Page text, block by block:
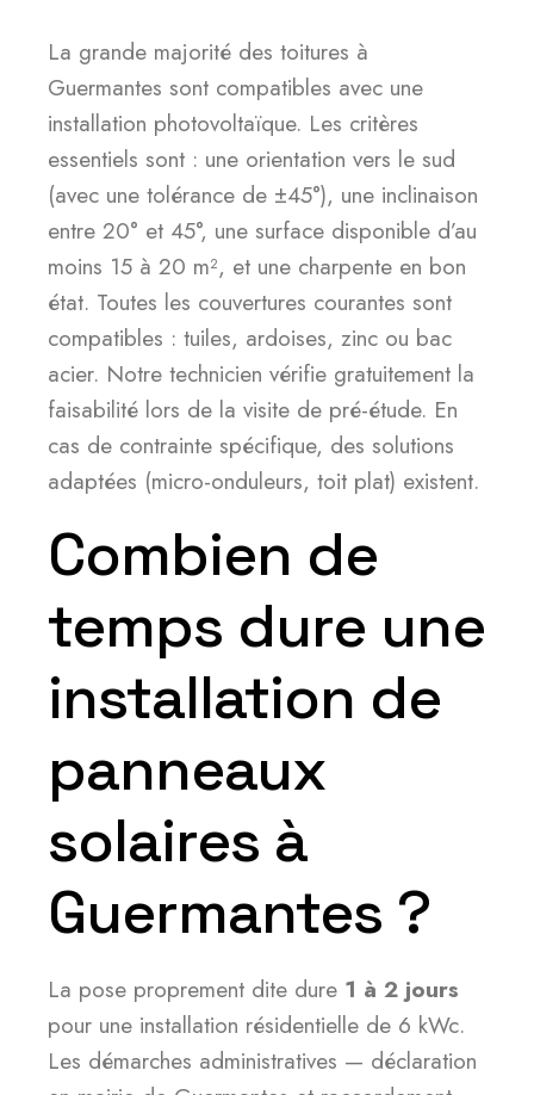
La grande majorité des toitures à
Guermantes sont compatibles avec une
installation photovoltaïque. Les critères
essentiels sont : une orientation vers le sud
(avec une tolérance de ±45°), une inclinaison
entre 20° et 45°, une surface disponible d’au
moins 15 à 20 m², et une charpente en bon
état. Toutes les couvertures courantes sont
compatibles : tuiles, ardoises, zinc ou bac
acier. Notre technicien vérifie gratuitement la
faisabilité lors de la visite de pré-étude. En
cas de contrainte spécifique, des solutions
adaptées (micro-onduleurs, toit plat) existent.
Combien de
temps dure une
installation de
panneaux
solaires à
Guermantes ?
La pose proprement dite dure 1 à 2 jours
pour une installation résidentielle de 6 kWc.
Les démarches administratives — déclaration